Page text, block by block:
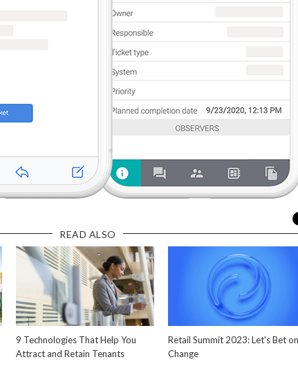
READ ALSO
9 Technologies That Help You
Attract and Retain Tenants
Retail Summit 2023: Let's Bet on
Change